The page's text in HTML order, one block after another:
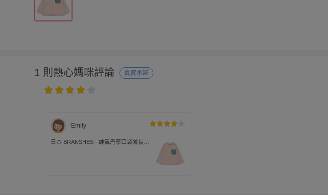
1 則熱心媽咪評論 真實承諾
Emily
日本 BRANSHES - 帥氣丹寧口袋薄長袖